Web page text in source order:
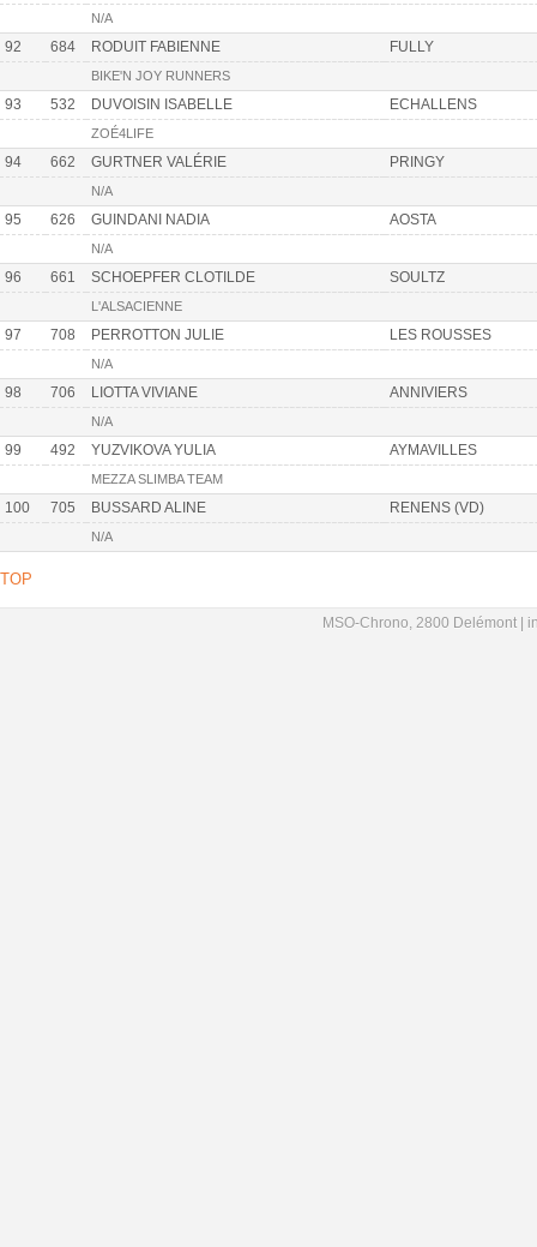
N/A
92 684 RODUIT FABIENNE FULLY
BIKE'N JOY RUNNERS
93 532 DUVOISIN ISABELLE ECHALLENS
ZOÉ4LIFE
94 662 GURTNER VALÉRIE PRINGY
N/A
95 626 GUINDANI NADIA AOSTA
N/A
96 661 SCHOEPFER CLOTILDE SOULTZ
L'ALSACIENNE
97 708 PERROTTON JULIE LES ROUSSES
N/A
98 706 LIOTTA VIVIANE ANNIVIERS
N/A
99 492 YUZVIKOVA YULIA AYMAVILLES
MEZZA SLIMBA TEAM
100 705 BUSSARD ALINE RENENS (VD)
N/A
TOP
MSO-Chrono, 2800 Delémont |